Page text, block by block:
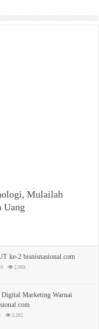
Mulailah
Uang
ke-2 bisnisnasional.com
0 2,969
Digital Marketing Warnai
3,282